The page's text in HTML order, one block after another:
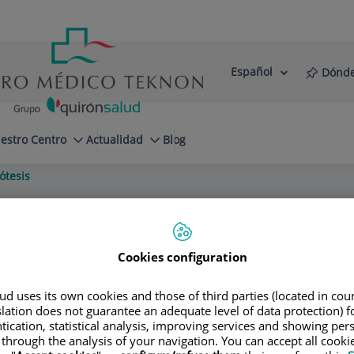
Selector
Idioma
Español
Centro Actualidad Blog
Cookies configuration
uses its own cookies and those of third parties (located in
does not guarantee an adequate level of data protection)
statistical analysis, improving services and showing
the analysis of your navigation. You can accept all